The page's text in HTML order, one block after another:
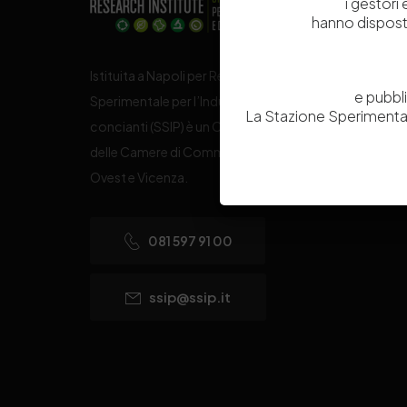
Istituita a Napoli per Regio Decreto nel 1885, la
Sperimentale per l’Industria delle Pelli e delle materie
concianti (SSIP) è un Organismo di Ricerca Nazionale
delle Camere di Commercio di Napoli, Toscana Nord-
Ovest e Vicenza.
081 597 91 00
ssip@ssip.it
hanno
e
La Stazione